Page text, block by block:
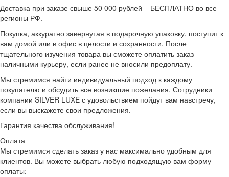
Доставка при заказе свыше 50 000 рублей – БЕСПЛАТНО во все
регионы РФ.
Покупка, аккуратно завернутая в подарочную упаковку, поступит к
вам домой или в офис в целости и сохранности. После
тщательного изучения товара вы сможете оплатить заказ
наличными курьеру, если ранее не вносили предоплату.
Мы стремимся найти индивидуальный подход к каждому
покупателю и обсудить все возникшие пожелания. Сотрудники
компании SILVER LUXE с удовольствием пойдут вам навстречу,
если вы выскажете свои предложения.
Гарантия качества обслуживания!
Оплата
Мы стремимся сделать заказ у нас максимально удобным для
клиентов. Вы можете выбрать любую подходящую вам форму
оплаты: